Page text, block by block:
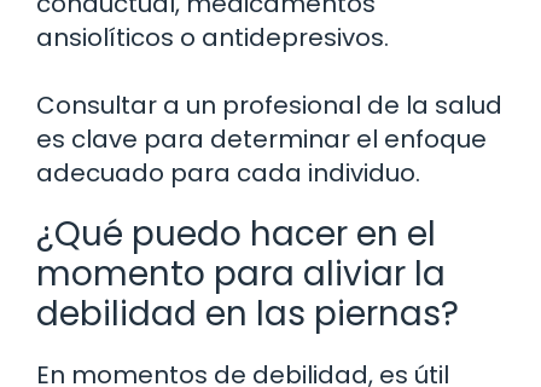
ansiolíticos o antidepresivos.
Consultar a un profesional de la salud
es clave para determinar el enfoque
adecuado para cada individuo.
¿Qué puedo hacer en el
momento para aliviar la
debilidad en las piernas?
En momentos de debilidad, es útil